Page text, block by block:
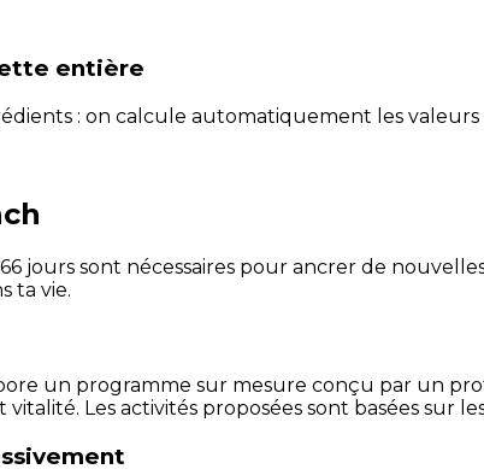
entière
: on calcule automatiquement les
jours sont nécessaires pour ancrer de
ta vie.
un programme sur mesure conçu par un
Les activités proposées sont basées sur